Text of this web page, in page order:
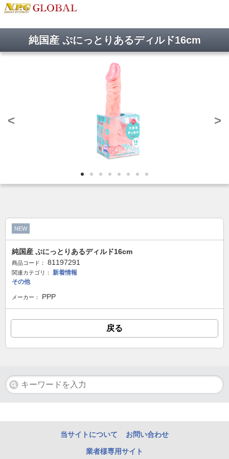
純国産 ぷにっとりあるディルド16cm
< >
NEW
純国産 ぷにっとりあるディルド16cm
商品コード： 81197291
関連カテゴリ：
新着情報
その他
メーカー： PPP
戻る
当サイトについて お問い合わせ
業者様専用サイト